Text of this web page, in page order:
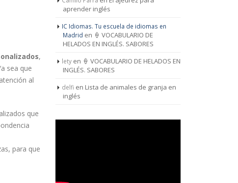
,
sea que
al
que
para que
aprender inglés
IC Idiomas. Tu escuela de idiomas en
Madrid en 🍦 VOCABULARIO DE
HELADOS EN INGLÉS. SABORES
lety en 🍦 VOCABULARIO DE HELADOS EN
INGLÉS. SABORES
delfi en Lista de animales de granja en
inglés